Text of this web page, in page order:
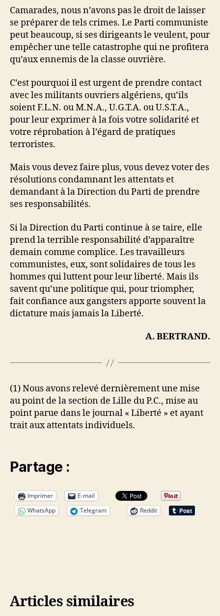
Camarades, nous n’avons pas le droit de laisser
se préparer de tels crimes. Le Parti communiste
peut beaucoup, si ses dirigeants le veulent, pour
empêcher une telle catastrophe qui ne profitera
qu’aux ennemis de la classe ouvrière.
C’est pourquoi il est urgent de prendre contact
avec les militants ouvriers algériens, qu’ils
soient F.L.N. ou M.N.A., U.G.T.A. ou U.S.T.A.,
pour leur exprimer à la fois votre solidarité et
votre réprobation à l’égard de pratiques
terroristes.
Mais vous devez faire plus, vous devez voter des
résolutions condamnant les attentats et
demandant à la Direction du Parti de prendre
ses responsabilités.
Si la Direction du Parti continue à se taire, elle
prend la terrible responsabilité d’apparaître
demain comme complice. Les travailleurs
communistes, eux, sont solidaires de tous les
hommes qui luttent pour leur liberté. Mais ils
savent qu’une politique qui, pour triompher,
fait confiance aux gangsters apporte souvent la
dictature mais jamais la Liberté.
A. BERTRAND.
(1) Nous avons relevé dernièrement une mise
au point de la section de Lille du P.C., mise au
point parue dans le journal « Liberté » et ayant
trait aux attentats individuels.
Partage :
Imprimer
E-mail
WhatsApp
Telegram Reddit
Articles similaires